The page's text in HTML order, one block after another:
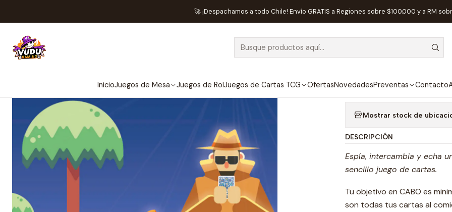
InicioJuegos de Mesa Juegos de RolJuegos de Cartas TCG OfertasNovedadesPreventas Contacto
🚀 ¡Despachamos a todo Chile! Envío GRATIS a Regiones sobre $100.000 y a RM
Inicio Juegos de Mesa Competitivos Cabo - Español
AGOTADO Cabo - Español
Agregar a la lista de
Mostrar stock de
DESCRIPCIÓN
Espía, intercambia y echa
sencillo juego de cartas.
Tu objetivo en CABO es
son todas tus cartas al